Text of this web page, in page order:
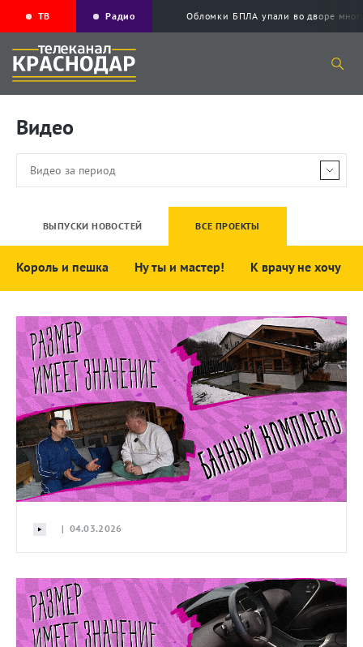
ТВ Радио Обломки БПЛА упали во дворе
Видео
ВЫПУСКИ НОВОСТЕЙ ВСЕ ПРОЕКТЫ
Король и пешка Ну ты и мастер! К врачу не хочу
| 04.03.2026